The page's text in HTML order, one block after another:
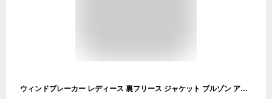
ウィンドブレーカー レディース 裏フリース ジャケット ブルゾン アウター マウンテンパーカー 撥水パーカー スポーツ ランニングウェア 防寒着 秋 冬 裏起毛 中綿 撥水 ジップアップ ナイロン パーカー ネイビー グレー ピンク ドット柄 無地 M/L/LL/3L/4L/5L 大きいサイズ